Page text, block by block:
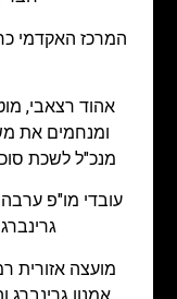
המרכז האקדמי
אהוד רצאבי,
ומנחמים את
מנכ"ל לשכת
עובדי מו"פ
מועצה אזורית